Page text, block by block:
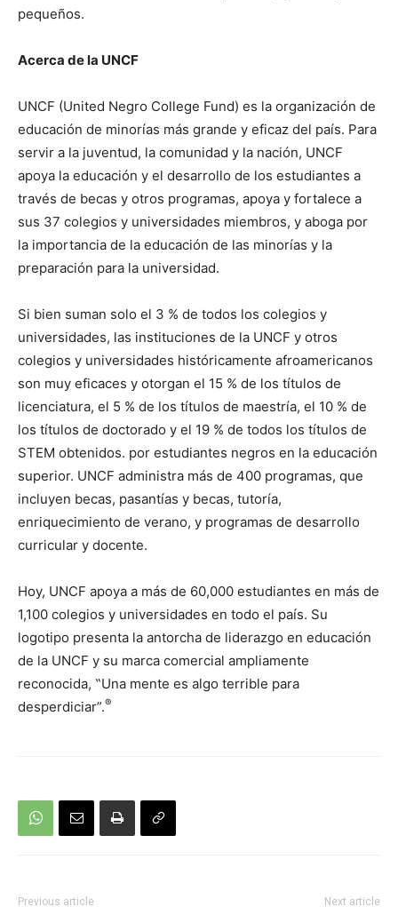
pequeños.
Acerca de la UNCF
UNCF (United Negro College Fund) es la organización de
educación de minorías más grande y eficaz del país. Para
servir a la juventud, la comunidad y la nación, UNCF
apoya la educación y el desarrollo de los estudiantes a
través de becas y otros programas, apoya y fortalece a
sus 37 colegios y universidades miembros, y aboga por
la importancia de la educación de las minorías y la
preparación para la universidad.
Si bien suman solo el 3 % de todos los colegios y
universidades, las instituciones de la UNCF y otros
colegios y universidades históricamente afroamericanos
son muy eficaces y otorgan el 15 % de los títulos de
licenciatura, el 5 % de los títulos de maestría, el 10 % de
los títulos de doctorado y el 19 % de todos los títulos de
STEM obtenidos. por estudiantes negros en la educación
superior. UNCF administra más de 400 programas, que
incluyen becas, pasantías y becas, tutoría,
enriquecimiento de verano, y programas de desarrollo
curricular y docente.
Hoy, UNCF apoya a más de 60,000 estudiantes en más de
1,100 colegios y universidades en todo el país. Su
logotipo presenta la antorcha de liderazgo en educación
de la UNCF y su marca comercial ampliamente
reconocida, ‟Una mente es algo terrible para
desperdiciar”.®
Previous article Next article